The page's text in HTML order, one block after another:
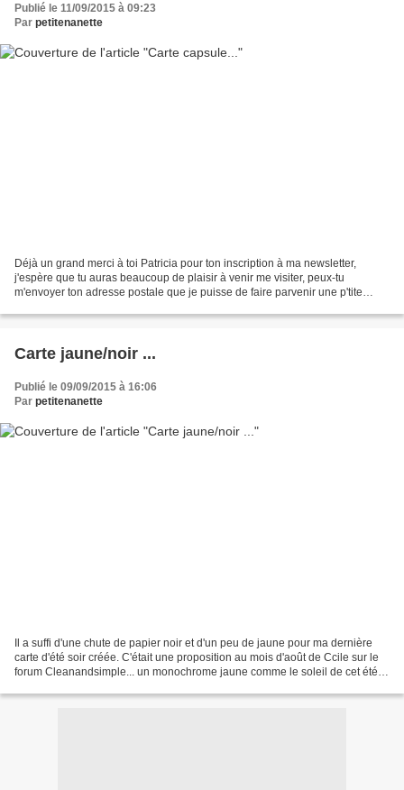
Publié le 11/09/2015 à 09:23
Par petitenanette
Déjà un grand merci à toi Patricia pour ton inscription à ma newsletter,
j'espère que tu auras beaucoup de plaisir à venir me visiter, peux-tu
m'envoyer ton adresse postale que je puisse de faire parvenir une p'tite
Carte jaune/noir ...
Publié le 09/09/2015 à 16:06
Par petitenanette
Il a suffi d'une chute de papier noir et d'un peu de jaune pour ma dernière
carte d'été soir créée. C'était une proposition au mois d'août de Ccile sur le
forum Cleanandsimple... un monochrome jaune comme le soleil de cet été...